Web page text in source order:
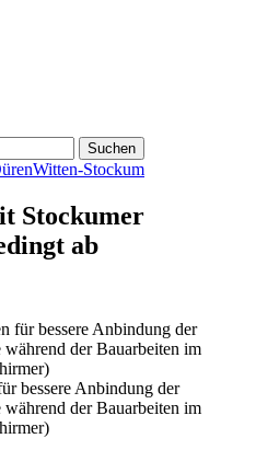
Witten-Stockum
Stockumer
ab
bessere Anbindung der
der Bauarbeiten im